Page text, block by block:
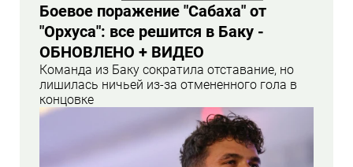
Боевое поражение "Сабаха" от
"Орхуса": все решится в Баку -
ОБНОВЛЕНО + ВИДЕО
Команда из Баку сократила отставание, но
лишилась ничьей из-за отмененного гола в
концовке